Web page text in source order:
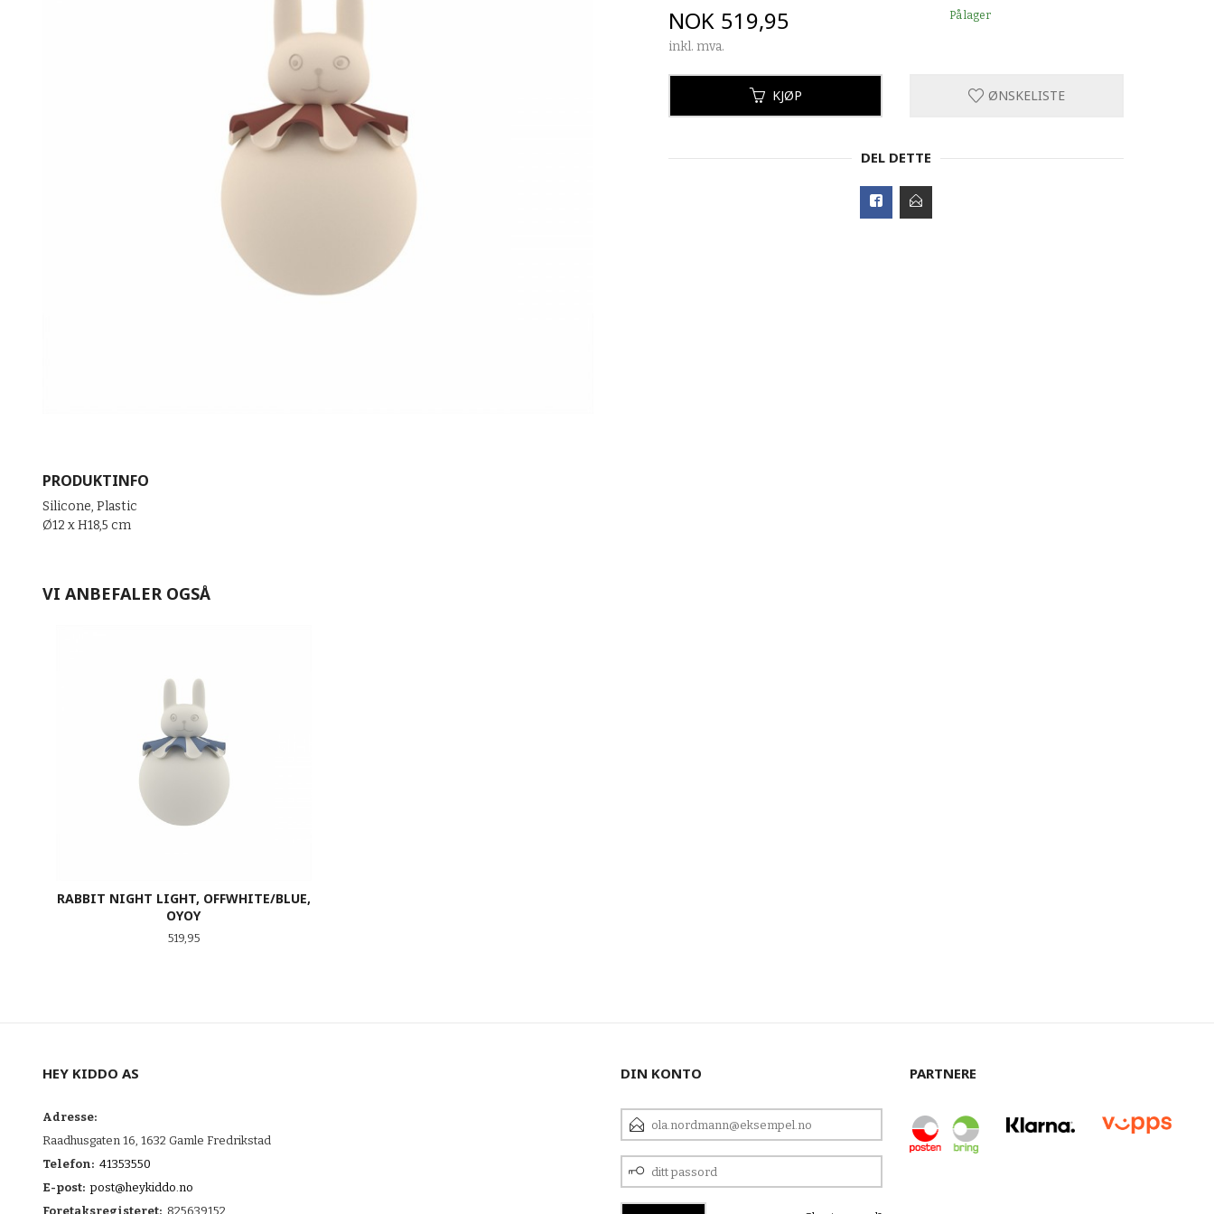
Pris
NOK 519,95
inkl. mva.
På lager
KJØP ØNSKELISTE
DEL DETTE
PRODUKTINFO
Silicone, Plastic
Ø12 x H18,5 cm
VI ANBEFALER OGSÅ
RABBIT NIGHT LIGHT, OFFWHITE/BLUE,
OYOY
Pris
519,95
HEY KIDDO AS
Adresse:
Raadhusgaten 16, 1632 Gamle Fredrikstad
Telefon: 41353550
E-post: post@heykiddo.no
Foretaksregisteret: 825639152
DIN KONTO
E-
POSTADRESSE
DITT
PASSORD
PARTNERE